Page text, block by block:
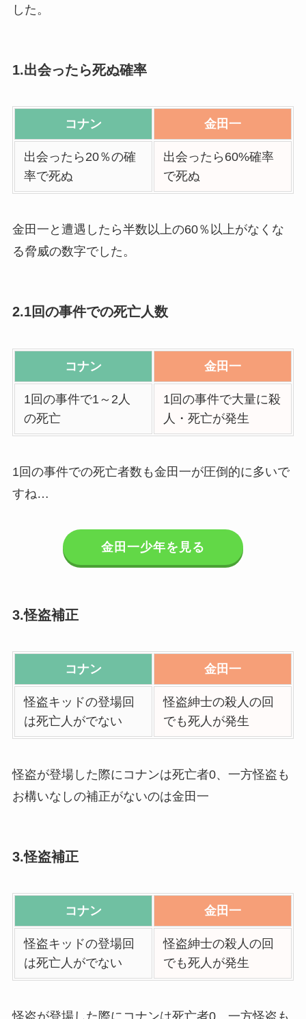
した。
1.出会ったら死ぬ確率
コナン 金田一
出会ったら20％の確
率で死ぬ
出会ったら60%確率
で死ぬ
金田一と遭遇したら半数以上の60％以上がなくな
る脅威の数字でした。
2.1回の事件での死亡人数
コナン 金田一
1回の事件で1～2人
の死亡
1回の事件で大量に殺
人・死亡が発生
1回の事件での死亡者数も金田一が圧倒的に多いで
すね…
金田一少年を見る
3.怪盗補正
コナン 金田一
怪盗キッドの登場回
は死亡人がでない
怪盗紳士の殺人の回
でも死人が発生
怪盗が登場した際にコナンは死亡者0、一方怪盗も
お構いなしの補正がないのは金田一
3.怪盗補正
コナン 金田一
怪盗キッドの登場回
は死亡人がでない
怪盗紳士の殺人の回
でも死人が発生